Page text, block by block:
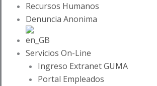
Recursos Humanos
Denuncia Anonima
Servicios On-Line
Ingreso Extranet GUMA
Portal Empleados